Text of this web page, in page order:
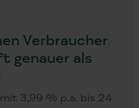
Verbraucher
genauer als
3,99 % p.a. bis 24